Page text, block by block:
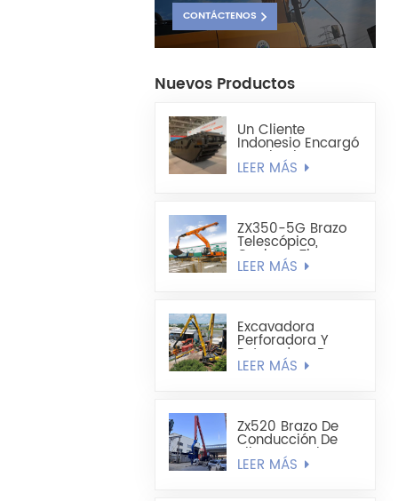
CONTÁCTENOS
Nuevos Productos
Un Cliente
Indonesio Encargó
Un Chasis De
Excavadora
LEER MÁS
ZX350-5G Brazo
Telescópico,
Cuchara Tipo
Concha Liviana De
LEER MÁS
Excavadora
Perforadora Y
Retenedora De
Pilotes De Chapa
LEER MÁS
Zx520 Brazo De
Conducción De
Pilotes De Chapa
De Acero En
LEER MÁS